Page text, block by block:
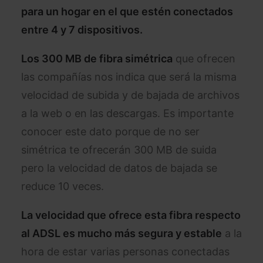
para un hogar en el que estén conectados
entre 4 y 7 dispositivos.
Los 300 MB de fibra simétrica que ofrecen
las compañías nos indica que será la misma
velocidad de subida y de bajada de archivos
a la web o en las descargas. Es importante
conocer este dato porque de no ser
simétrica te ofrecerán 300 MB de suida
pero la velocidad de datos de bajada se
reduce 10 veces.
La velocidad que ofrece esta fibra respecto
al ADSL es mucho más segura y estable a la
hora de estar varias personas conectadas